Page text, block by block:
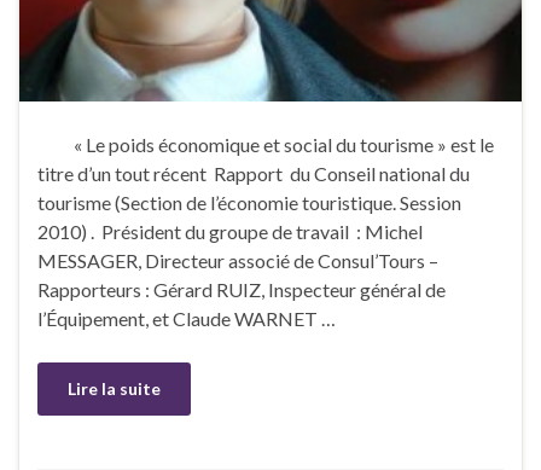
« Le poids économique et social du tourisme » est le
titre d’un tout récent Rapport du Conseil national du
tourisme (Section de l’économie touristique. Session
2010) . Président du groupe de travail : Michel
MESSAGER, Directeur associé de Consul’Tours –
Rapporteurs : Gérard RUIZ, Inspecteur général de
l’Équipement, et Claude WARNET …
Lire la suite